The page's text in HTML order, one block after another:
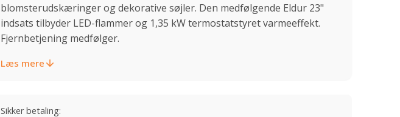
blomsterudskæringer og dekorative søjler. Den medfølgende Eldur 23"
indsats tilbyder LED-flammer og 1,35 kW termostatstyret varmeeffekt.
Fjernbetjening medfølger.
Læs mere
Sikker betaling: